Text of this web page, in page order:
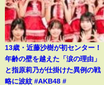
13歳・近藤沙樹が初センター！
年齢の壁を越えた「涙の理由」
と指原莉乃が仕掛けた異例の戦
略に波紋 #AKB48 #